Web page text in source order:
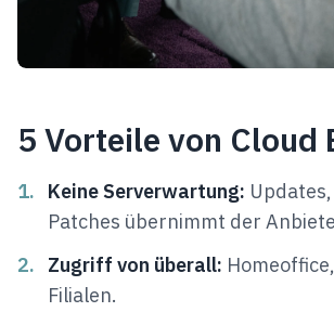
5 Vorteile von Cloud
1. Keine Serverwartung:
Patches übernimmt der
2.
Zugriff von überall:
Filialen.